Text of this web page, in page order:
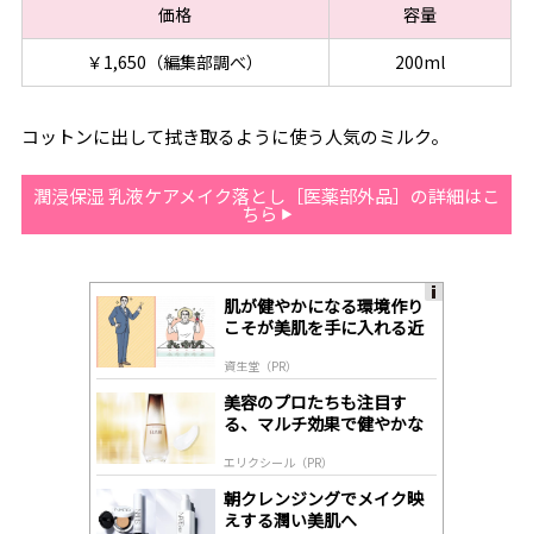
価格
容量
￥1,650（編集部調べ）
200ml
コットンに出して拭き取るように使う人気のミルク。
潤浸保湿 乳液ケアメイク落とし［医薬部外品］の詳細はこ
ちら
肌が健やかになる環境作り
こそが美肌を手に入れる近
資生堂（PR）
美容のプロたちも注目す
る、マルチ効果で健やかな
エリクシール（PR）
朝クレンジングでメイク映
えする潤い美肌へ